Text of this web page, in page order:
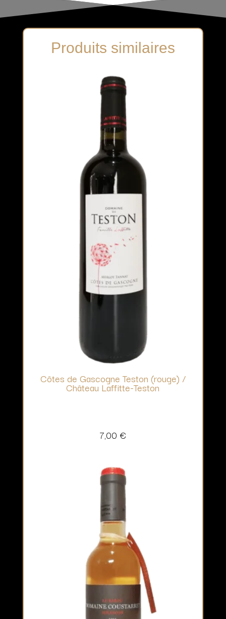
Produits similaires
Côtes de Gascogne Teston (rouge) /
Château Laffitte-Teston
7,00 €